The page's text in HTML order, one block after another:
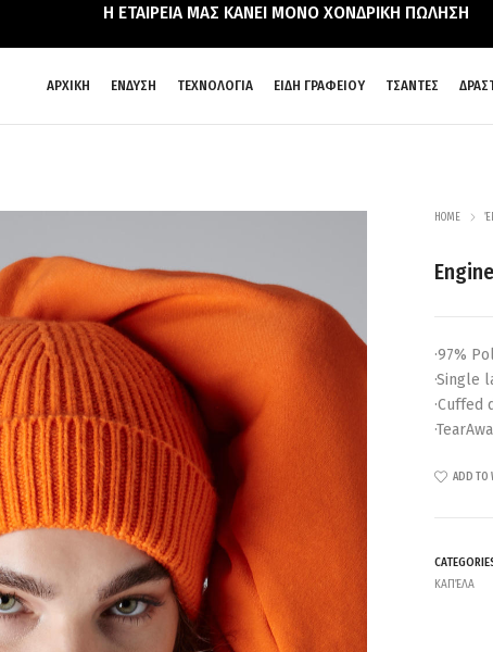
Η ΕΤΑΙΡΕΙΑ ΜΑΣ ΚΑΝΕΙ ΜΟΝΟ ΧΟΝΔΡΙΚΗ ΠΩΛΗΣΗ
ΑΡΧΙΚΗ ΕΝΔΥΣΗ ΤΕΧΝΟΛΟΓΙΑ ΕΙΔΗ ΓΡΑΦΕΙΟΥ ΤΣΑΝΤΕΣ
HOME
·97%
·Single
ADD TO
ΚΑΠΈΛΑ